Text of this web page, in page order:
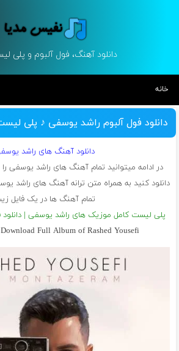
دانلود آهنگ، فول آلبوم و پلی
خانه
دانلود فول آلبوم راشد یوسفی ♪ پلی
دانلود آهنگ های راشد
در ادامه میتوانید تمام آهنگ های راشد یوسفی
دانلود کنید به همراه متن ترانه آهنگ های راشد
تمام آهنگ ها در یک فایل
پلی لیست کامل موزیک های راشد یوسفی | دانلود
Full Album of Rashed Yousefi